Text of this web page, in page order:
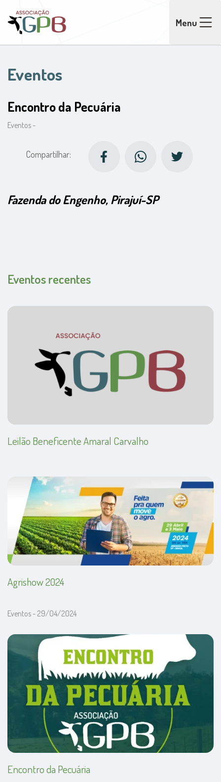
Menu
Eventos
Encontro da Pecuária
Eventos -
Compartilhar:
Fazenda do Engenho, Pirajuí-SP
Eventos recentes
Leilão Beneficente Amaral Carvalho
Agrishow 2024
Eventos - 29/04/2024
Encontro da Pecuária